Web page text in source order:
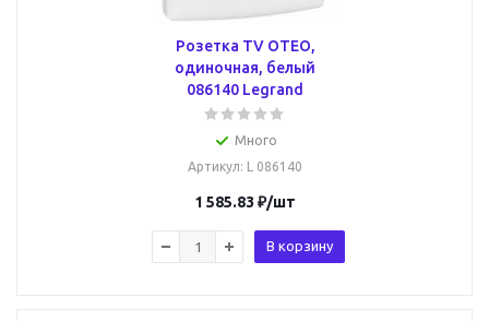
Розетка TV OTEO,
одиночная, белый
086140 Legrand
Много
Артикул: L 086140
1 585.83 ₽/шт
В корзину